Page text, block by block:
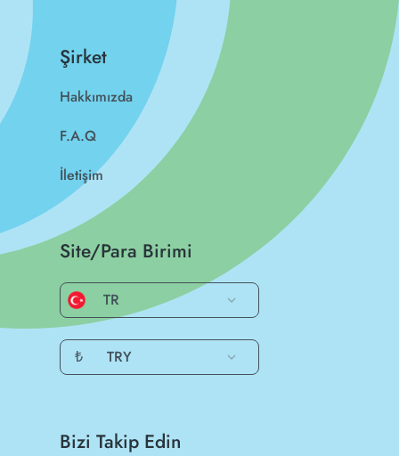
Şirket
Hakkımızda
F.A.Q
İletişim
Site/Para Birimi
TR
₺ TRY
Bizi Takip Edin